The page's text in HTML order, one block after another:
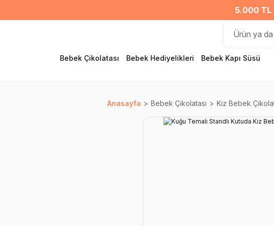
5.000 TL
Bebek Çikolatası Bebek Hediyelikleri Bebek Kapı Süsü
Anasayfa Bebek Çikolatası Kız Bebek